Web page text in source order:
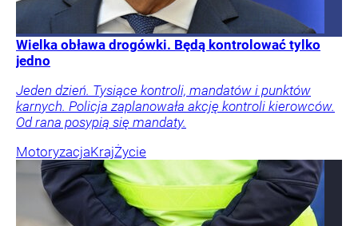
Wielka obława drogówki. Będą kontrolować tylko
jedno
Jeden dzień. Tysiące kontroli, mandatów i punktów
karnych. Policja zaplanowała akcję kontroli kierowców.
Od rana posypią się mandaty.
MotoryzacjaKrajŻycie